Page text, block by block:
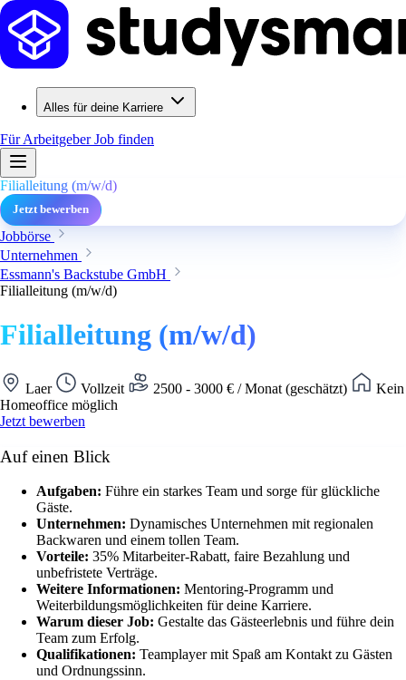
Alles für deine Karriere
Für ArbeitgeberJob finden
Filialleitung (m/w/d)
Jetzt bewerben
Jobbörse
Unternehmen
Essmann's Backstube GmbH
Filialleitung (m/w/d)
Filialleitung (m/w/d)
Laer Vollzeit 2500 - 3000 € / Monat (geschätzt)
Kein
Homeoffice möglich
Jetzt bewerben
Auf einen Blick
Aufgaben: Führe ein starkes Team und sorge für glückliche
Gäste.
Unternehmen: Dynamisches Unternehmen mit regionalen
Backwaren und einem tollen Team.
Vorteile: 35% Mitarbeiter-Rabatt, faire Bezahlung und
unbefristete Verträge.
Weitere Informationen: Mentoring-Programm und
Weiterbildungsmöglichkeiten für deine Karriere.
Warum dieser Job: Gestalte das Gästeerlebnis und führe dein
Team zum Erfolg.
Qualifikationen: Teamplayer mit Spaß am Kontakt zu Gästen
und Ordnungssinn.